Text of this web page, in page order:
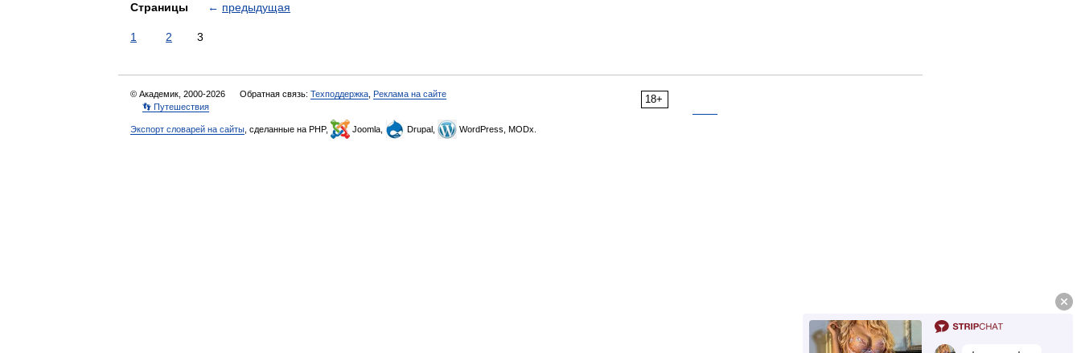
Страницы ← предыдущая
1 2 3
18+
© Академик, 2000-2026 Обратная связь: Техподдержка Реклама на сайте
👣 Путешествия
Экспорт словарей на сайты , сделанные на PHP, Joomla, Drupal, WordPress, MODx.